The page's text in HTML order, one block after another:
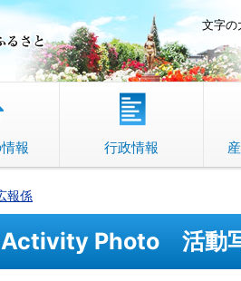
中野市 「故郷」のふるさと
文字の
報 行政情報
報係
Activity Photo 活動